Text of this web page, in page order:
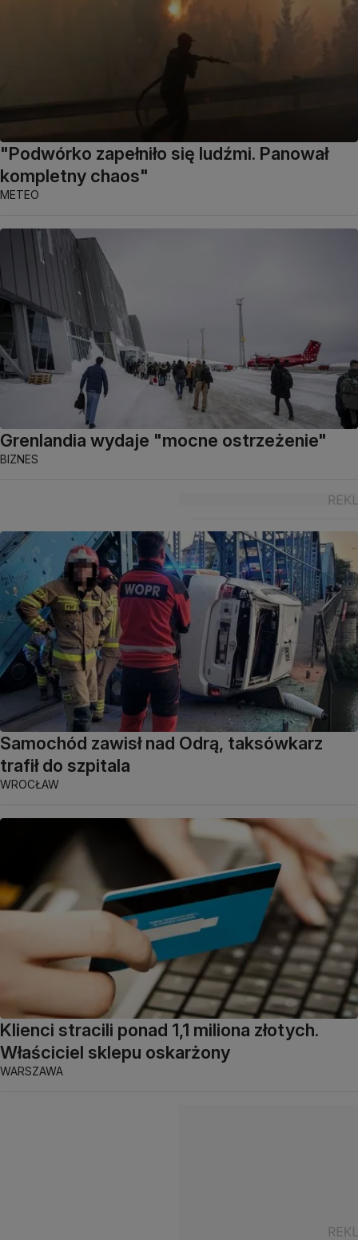
"Podwórko zapełniło się ludźmi. Panował
kompletny chaos"
METEO
Grenlandia wydaje "mocne ostrzeżenie"
BIZNES
Samochód zawisł nad Odrą, taksówkarz
trafił do szpitala
WROCŁAW
Klienci stracili ponad 1,1 miliona złotych.
Właściciel sklepu oskarżony
WARSZAWA